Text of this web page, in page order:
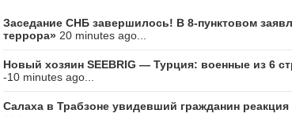
Заседание СНБ завершилось! В 8-пунктовом
террора» 20 minutes ago...
Новый хозяин SEEBRIG — Турция: военные из 6
-10 minutes ago...
Салаха в Трабзоне увидевший гражданин